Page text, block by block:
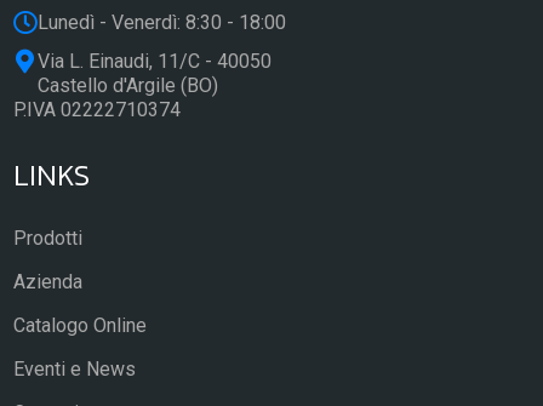
Lunedì - Venerdì: 8:30 - 18:00
Via L. Einaudi, 11/C - 40050
Castello d'Argile (BO)
P.IVA 02222710374
LINKS
Prodotti
Azienda
Catalogo Online
Eventi e News